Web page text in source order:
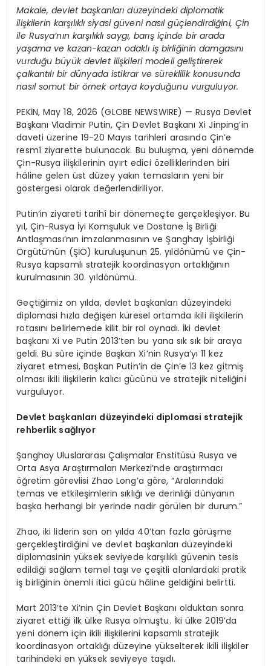
Makale, devlet başkanları düzeyindeki diplomatik
ilişkilerin karşılıklı siyasi güveni nasıl güçlendirdiğini, Çin
ile Rusya’nın karşılıklı saygı, barış içinde bir arada
yaşama ve kazan-kazan odaklı iş birliğinin damgasını
vurduğu büyük devlet ilişkileri modeli geliştirerek
çalkantılı bir dünyada istikrar ve süreklilik konusunda
nasıl somut bir örnek ortaya koyduğunu vurguluyor.
PEKİN, May 18, 2026 (GLOBE NEWSWIRE) — Rusya Devlet
Başkanı Vladimir Putin, Çin Devlet Başkanı Xi Jinping’in
daveti üzerine 19-20 Mayıs tarihleri arasında Çin’e
resmî ziyarette bulunacak. Bu buluşma, yeni dönemde
Çin-Rusya ilişkilerinin ayırt edici özelliklerinden biri
hâline gelen üst düzey yakın temasların yeni bir
göstergesi olarak değerlendiriliyor.
Putin’in ziyareti tarihî bir dönemeçte gerçekleşiyor. Bu
yıl, Çin-Rusya İyi Komşuluk ve Dostane İş Birliği
Antlaşması’nın imzalanmasının ve Şanghay İşbirliği
Örgütü’nün (ŞİÖ) kuruluşunun 25. yıldönümü ve Çin-
Rusya kapsamlı stratejik koordinasyon ortaklığının
kurulmasının 30. yıldönümü.
Geçtiğimiz on yılda, devlet başkanları düzeyindeki
diplomasi hızla değişen küresel ortamda ikili ilişkilerin
rotasını belirlemede kilit bir rol oynadı. İki devlet
başkanı Xi ve Putin 2013’ten bu yana sık sık bir araya
geldi. Bu süre içinde Başkan Xi’nin Rusya’yı 11 kez
ziyaret etmesi, Başkan Putin’in de Çin’e 13 kez gitmiş
olması ikili ilişkilerin kalıcı gücünü ve stratejik niteliğini
vurguluyor.
Devlet başkanları düzeyindeki diplomasi stratejik
rehberlik sağlıyor
Şanghay Uluslararası Çalışmalar Enstitüsü Rusya ve
Orta Asya Araştırmaları Merkezi’nde araştırmacı
öğretim görevlisi Zhao Long’a göre, “Aralarındaki
temas ve etkileşimlerin sıklığı ve derinliği dünyanın
başka herhangi bir yerinde nadir görülen bir durum.”
Zhao, iki liderin son on yılda 40’tan fazla görüşme
gerçekleştirdiğini ve devlet başkanları düzeyindeki
diplomasinin yüksek seviyede karşılıklı güvenin tesis
edildiği sağlam temel taşı ve çeşitli alanlardaki pratik
iş birliğinin önemli itici gücü hâline geldiğini belirtti.
Mart 2013’te Xi’nin Çin Devlet Başkanı olduktan sonra
ziyaret ettiği ilk ülke Rusya olmuştu. İki ülke 2019’da
yeni dönem için ikili ilişkilerini kapsamlı stratejik
koordinasyon ortaklığı düzeyine yükselterek ikili ilişkiler
tarihindeki en yüksek seviyeye taşıdı.